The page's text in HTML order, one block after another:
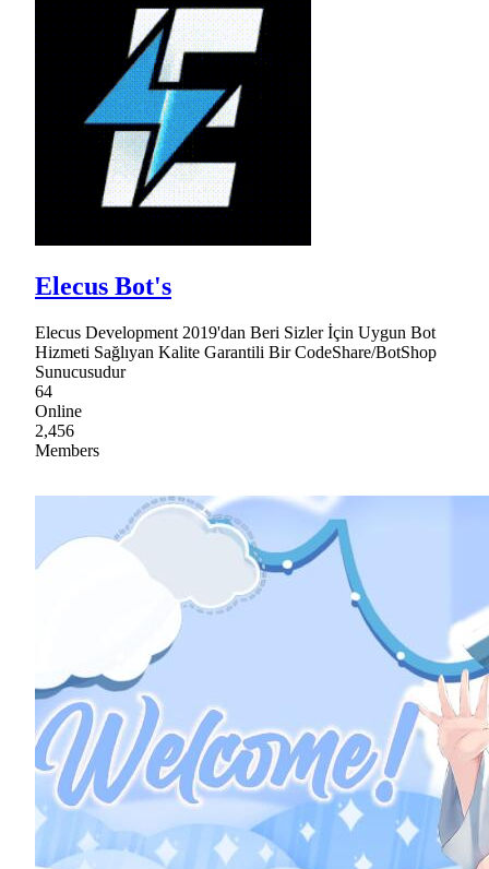
Elecus Bot's
Elecus Development 2019'dan Beri Sizler İçin Uygun Bot
Hizmeti Sağlıyan Kalite Garantili Bir CodeShare/BotShop
Sunucusudur
64
Online
2,456
Members